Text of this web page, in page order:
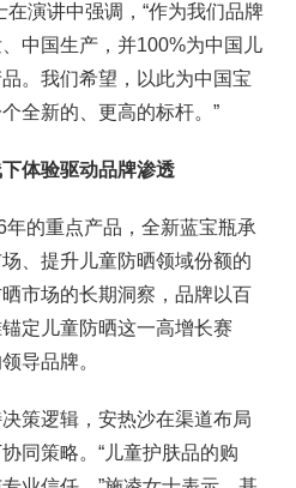
在演讲中强调，“作为我们品牌
中国生产，并100%为中国儿
。我们希望，以此为中国宝
全新的、更高的标杆。”
体验驱动品牌渗透
的重点产品，全新蓝宝瓶承
、提升儿童防晒领域份额的
市场的长期洞察，品牌以百
定儿童防晒这一高增长赛
导品牌。
策逻辑，安热沙在渠道布局
同策略。“儿童护肤品的购